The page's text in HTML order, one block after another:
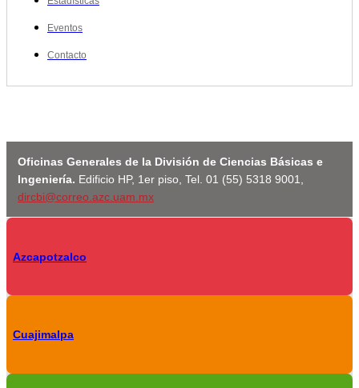
Eventos
Contacto
Oficinas Generales de la División de Ciencias Básicas e
Ingeniería. Edificio HP, 1er piso, Tel. 01 (55) 5318 9001,
dircbi@correo.azc.uam.mx
Azcapotzalco
Cuajimalpa